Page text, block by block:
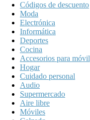
Códigos de descuento
Moda
Electrónica
Informática
Deportes
Cocina
Accesorios para móvil
Hogar
Cuidado personal
Audio
Supermercado
Aire libre
Móviles